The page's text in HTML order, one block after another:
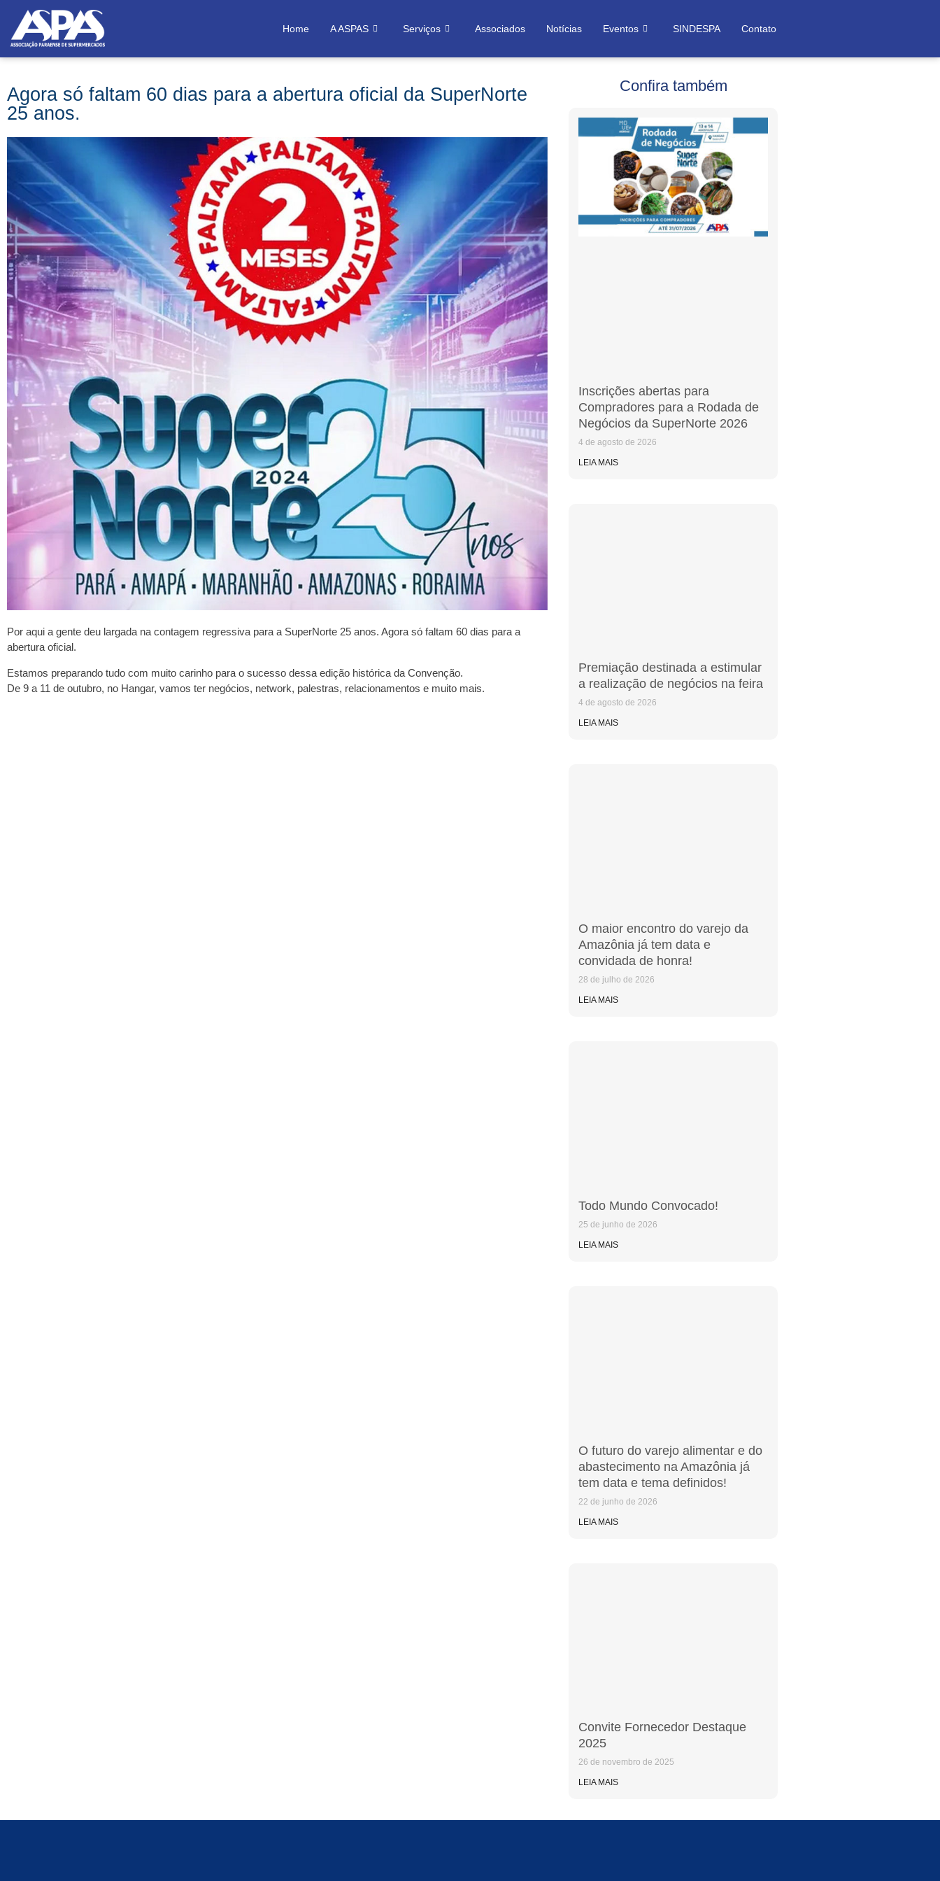
Home A ASPAS Serviços Associados Notícias Eventos SINDESPA Contato
Agora só faltam 60 dias para a abertura oficial da SuperNorte
25 anos.
Por aqui a gente deu largada na contagem regressiva para a SuperNorte 25 anos. Agora só faltam 60 dias para a
abertura oficial.
Estamos preparando tudo com muito carinho para o sucesso dessa edição histórica da Convenção.
De 9 a 11 de outubro, no Hangar, vamos ter negócios, network, palestras, relacionamentos e muito mais.
Confira também
Inscrições abertas para
Compradores para a Rodada de
Negócios da SuperNorte 2026
4 de agosto de 2026
LEIA MAIS
Premiação destinada a estimular
a realização de negócios na feira
4 de agosto de 2026
LEIA MAIS
O maior encontro do varejo da
Amazônia já tem data e
convidada de honra!
28 de julho de 2026
LEIA MAIS
Todo Mundo Convocado!
25 de junho de 2026
LEIA MAIS
O futuro do varejo alimentar e do
abastecimento na Amazônia já
tem data e tema definidos!
22 de junho de 2026
LEIA MAIS
Convite Fornecedor Destaque
2025
26 de novembro de 2025
LEIA MAIS